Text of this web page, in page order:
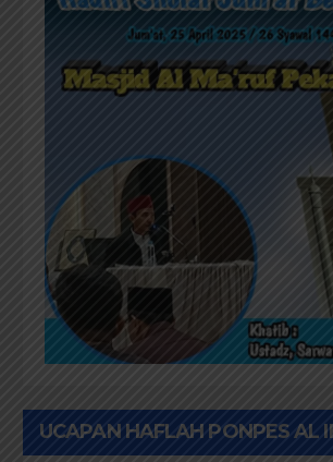
UCAPAN HAFLAH PONPES AL